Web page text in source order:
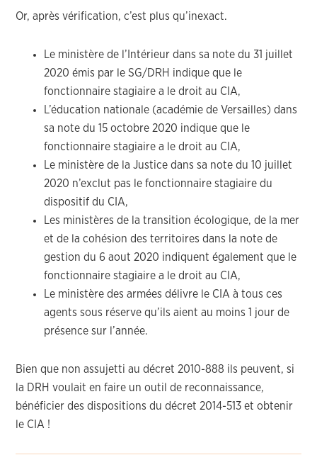
Or, après vérification, c’est plus qu’inexact.
Le ministère de l’Intérieur dans sa note du 31 juillet
2020 émis par le SG/DRH indique que le
fonctionnaire stagiaire a le droit au CIA,
L’éducation nationale (académie de Versailles) dans
sa note du 15 octobre 2020 indique que le
fonctionnaire stagiaire a le droit au CIA,
Le ministère de la Justice dans sa note du 10 juillet
2020 n’exclut pas le fonctionnaire stagiaire du
dispositif du CIA,
Les ministères de la transition écologique, de la mer
et de la cohésion des territoires dans la note de
gestion du 6 aout 2020 indiquent également que le
fonctionnaire stagiaire a le droit au CIA,
Le ministère des armées délivre le CIA à tous ces
agents sous réserve qu’ils aient au moins 1 jour de
présence sur l’année.
Bien que non assujetti au décret 2010-888 ils peuvent, si
la DRH voulait en faire un outil de reconnaissance,
bénéficier des dispositions du décret 2014-513 et obtenir
le CIA !